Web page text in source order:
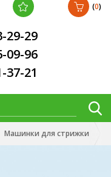
(0)
29-29
09-96
37-21
Машинки для стрижки